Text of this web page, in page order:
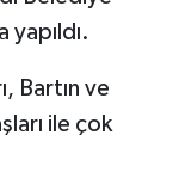
yapıldı.
Bartın ve
ile çok